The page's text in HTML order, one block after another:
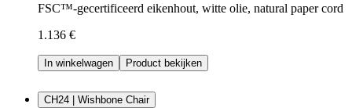
FSC™-gecertificeerd eikenhout, witte olie, natural paper cord
1.136 €
In winkelwagen Product bekijken
CH24 | Wishbone Chair